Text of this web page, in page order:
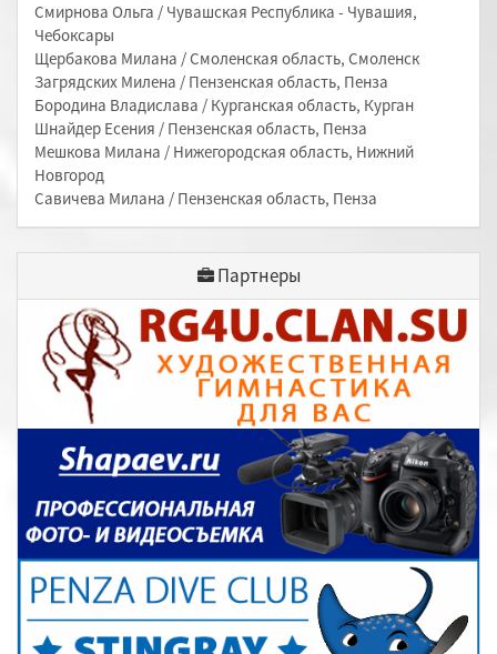
Смирнова Ольга / Чувашская Республика - Чувашия,
Чебоксары
Щербакова Милана / Смоленская область, Смоленск
Загрядских Милена / Пензенская область, Пенза
Бородина Владислава / Курганская область, Курган
Шнайдер Есения / Пензенская область, Пенза
Мешкова Милана / Нижегородская область, Нижний
Новгород
Савичева Милана / Пензенская область, Пенза
Партнеры